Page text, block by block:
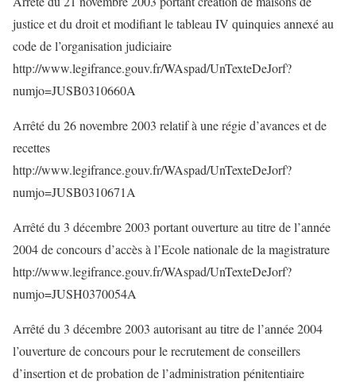
justice et du droit et modifiant le tableau IV quinquies annexé au
code de l’organisation judiciaire
http://www.legifrance.gouv.fr/WAspad/UnTexteDeJorf?
numjo=JUSB0310660A
Arrêté du 26 novembre 2003 relatif à une régie d’avances et de
recettes
http://www.legifrance.gouv.fr/WAspad/UnTexteDeJorf?
numjo=JUSB0310671A
Arrêté du 3 décembre 2003 portant ouverture au titre de l’année
2004 de concours d’accès à l’Ecole nationale de la magistrature
http://www.legifrance.gouv.fr/WAspad/UnTexteDeJorf?
numjo=JUSH0370054A
Arrêté du 3 décembre 2003 autorisant au titre de l’année 2004
l’ouverture de concours pour le recrutement de conseillers
d’insertion et de probation de l’administration pénitentiaire